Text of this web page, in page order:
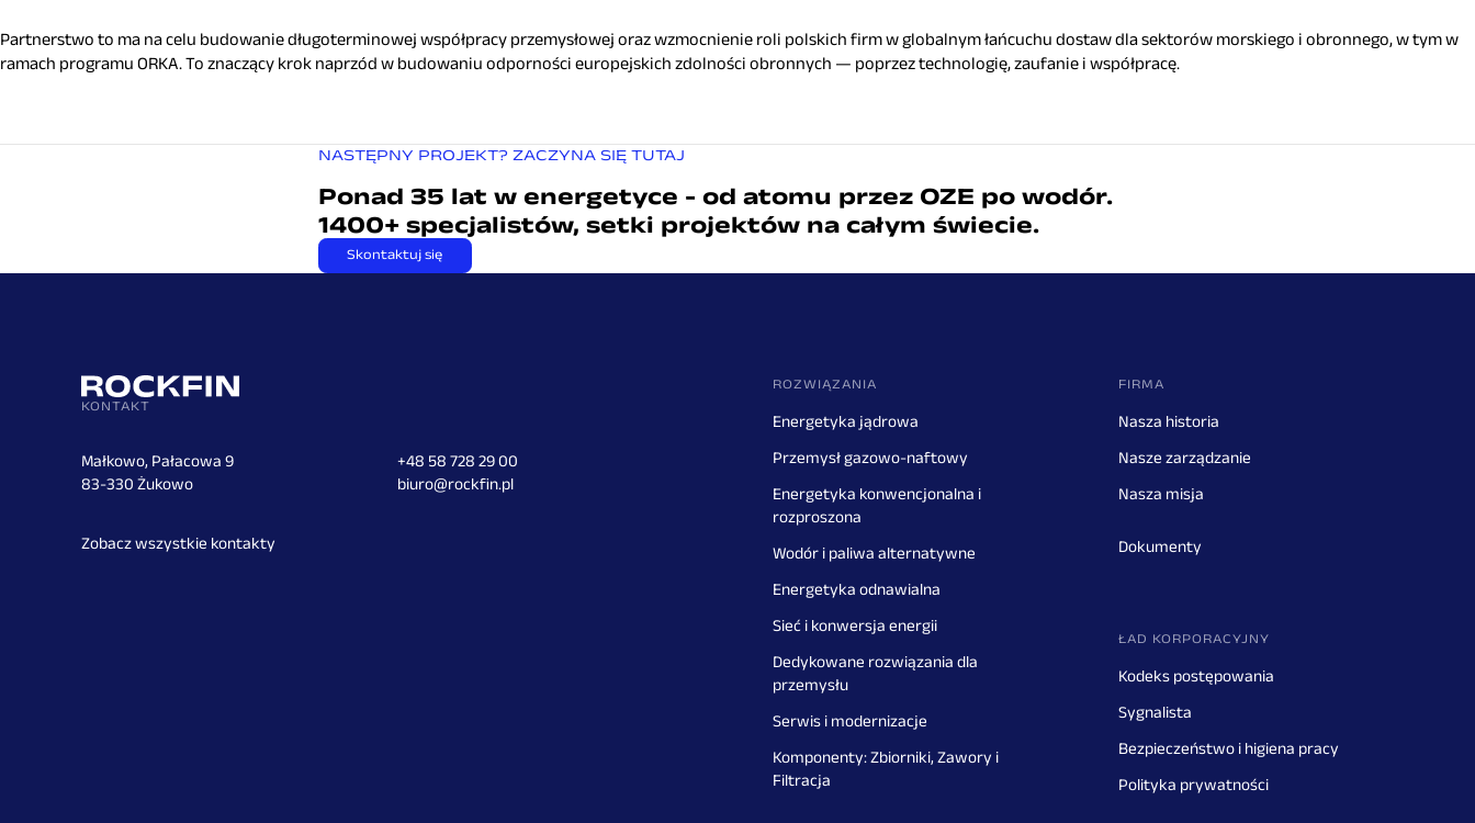
Partnerstwo to ma na celu budowanie długoterminowej współpracy przemysłowej oraz wzmocnienie roli polskich firm w globalnym łańcuchu dostaw dla sektorów morskiego i obronnego, w tym w
ramach programu ORKA. To znaczący krok naprzód w budowaniu odporności europejskich zdolności obronnych — poprzez technologię, zaufanie i współpracę.
NASTĘPNY PROJEKT? ZACZYNA SIĘ TUTAJ
Ponad 35 lat w energetyce - od atomu przez OZE po wodór.
1400+ specjalistów, setki projektów na całym świecie.
Skontaktuj się
KONTAKT
Małkowo, Pałacowa 9
83-330 Żukowo
+48 58 728 29 00
biuro@rockfin.pl
Zobacz wszystkie kontakty
ROZWIĄZANIA
Energetyka jądrowa
Przemysł gazowo-naftowy
Energetyka konwencjonalna i
rozproszona
Wodór i paliwa alternatywne
Energetyka odnawialna
Sieć i konwersja energii
Dedykowane rozwiązania dla
przemysłu
Serwis i modernizacje
Komponenty: Zbiorniki, Zawory i
Filtracja
FIRMA
Nasza historia
Nasze zarządzanie
Nasza misja
Dokumenty
ŁAD KORPORACYJNY
Kodeks postępowania
Sygnalista
Bezpieczeństwo i higiena pracy
Polityka prywatności